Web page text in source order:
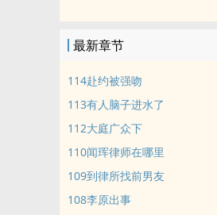
最新章节
114赴约被强吻
113有人脑子进水了
112大庭广众下
110闻珲律师在哪里
109到律所找前男友
108李原出事